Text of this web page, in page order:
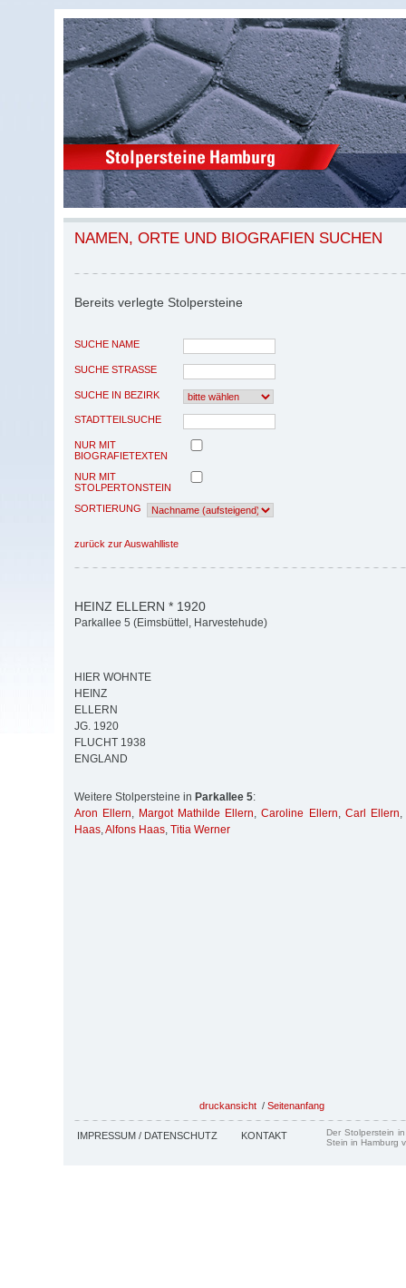
NAMEN, ORTE UND BIOGRAFIEN SUCHEN
Bereits verlegte Stolpersteine
SUCHE NAME
SUCHE STRASSE
SUCHE IN BEZIRK
STADTTEILSUCHE
NUR MIT
BIOGRAFIETEXTEN
NUR MIT
STOLPERTONSTEIN
SORTIERUNG
zurück zur Auswahlliste
HEINZ ELLERN * 1920
Parkallee 5 (Eimsbüttel, Harvestehude)
HIER WOHNTE
HEINZ
ELLERN
JG. 1920
FLUCHT 1938
ENGLAND
Weitere Stolpersteine in Parkallee 5:
Aron Ellern, Margot Mathilde Ellern,Caroline Ellern, Carl Ellern,
Haas,Alfons Haas, Titia Werner
druckansicht / Seitenanfang
IMPRESSUM / DATENSCHUTZ KONTAKT
Der Stolperstein
Stein in Hamburg